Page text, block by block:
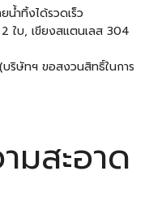
น้ำทิ้งได้รวดเร็ว
ใบ, เขียงสแตนเลส 304
ริษัทฯ ขอสงวนสิทธิ์ในการ
มสะอาด